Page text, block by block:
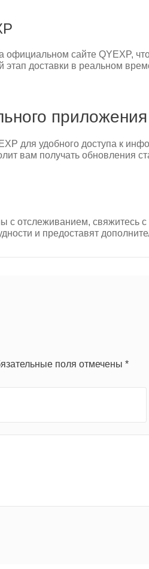
официальном сайте QYEXP,
доставки в реальном
приложения
для удобного доступа к
вам получать обновления
отслеживанием, свяжитесь
и предоставят
поля отмечены *